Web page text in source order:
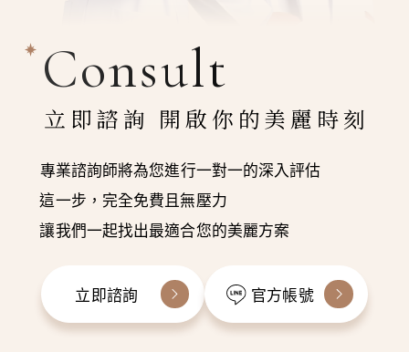
Consult
立即諮詢 開啟你的美麗時刻
專業諮詢師將為您進行一對一的深入評估
這一步，完全免費且無壓力
讓我們一起找出最適合您的美麗方案
立即諮詢 官方帳號